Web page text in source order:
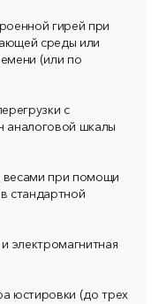
гирей при
среды или
(или по
с
аналоговой шкалы
весами при помощи
стандартной
электромагнитная
юстировки (до трех